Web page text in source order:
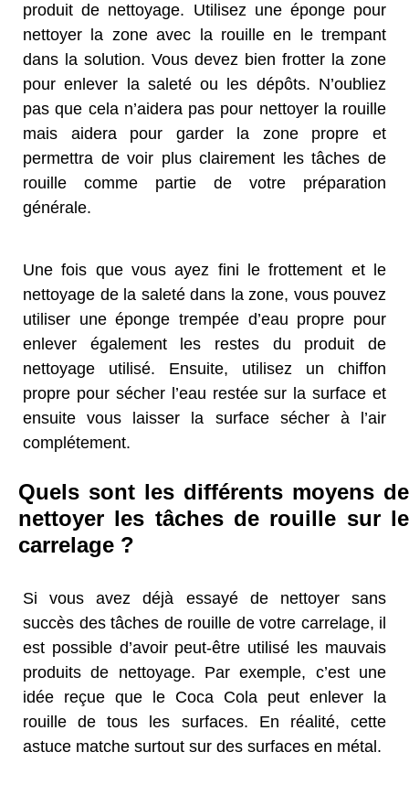
produit de nettoyage. Utilisez une éponge pour
nettoyer la zone avec la rouille en le trempant
dans la solution. Vous devez bien frotter la zone
pour enlever la saleté ou les dépôts. N’oubliez
pas que cela n’aidera pas pour nettoyer la rouille
mais aidera pour garder la zone propre et
permettra de voir plus clairement les tâches de
rouille comme partie de votre préparation
générale.
Une fois que vous ayez fini le frottement et le
nettoyage de la saleté dans la zone, vous pouvez
utiliser une éponge trempée d’eau propre pour
enlever également les restes du produit de
nettoyage utilisé. Ensuite, utilisez un chiffon
propre pour sécher l’eau restée sur la surface et
ensuite vous laisser la surface sécher à l’air
complétement.
Quels sont les différents moyens de
nettoyer les tâches de rouille sur le
carrelage ?
Si vous avez déjà essayé de nettoyer sans
succès des tâches de rouille de votre carrelage, il
est possible d’avoir peut-être utilisé les mauvais
produits de nettoyage. Par exemple, c’est une
idée reçue que le Coca Cola peut enlever la
rouille de tous les surfaces. En réalité, cette
astuce matche surtout sur des surfaces en métal.